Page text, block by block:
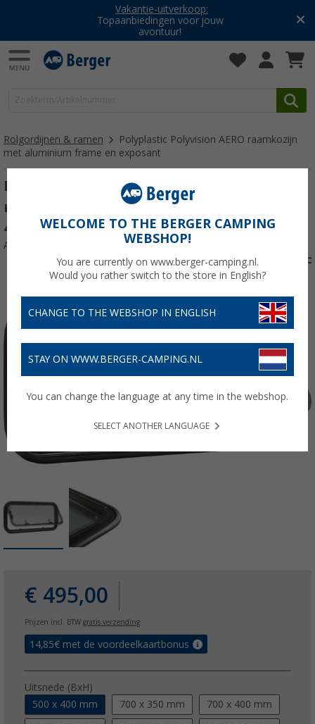
Vakantie-uitverkoop:
Topaanbiedingen voor jouw
avontuur!
Rolgordijnen & ramen
Polyplastic Polyvision AERO raamkozijn
met aluminium frame en exposant
Polyplastic Polyvision AERO raamkozijn
met aluminium frame en exposant 500 x
400 mm
Artikelnr: 809586
€ 495,00
Prijzen incl. BTW gratis verzending
14,85€ met de voordeelkaartbonus
Uitsnede (BxH)
500 x 400 mm
700 x 350 mm 700 x 400 mm
WELCOME TO THE BERGER CAMPING
WEBSHOP!
You are currently on www.berger-camping.nl.
Would you rather switch to the store in English?
CHANGE TO THE WEBSHOP IN ENGLISH
STAY ON WWW.BERGER-CAMPING.NL
You can change the language at any time in the webshop.
SELECT ANOTHER LANGUAGE